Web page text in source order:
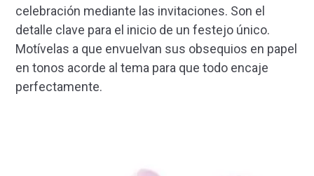
celebración mediante las invitaciones. Son el
detalle clave para el inicio de un festejo único.
Motívelas a que envuelvan sus obsequios en papel
en tonos acorde al tema para que todo encaje
perfectamente.